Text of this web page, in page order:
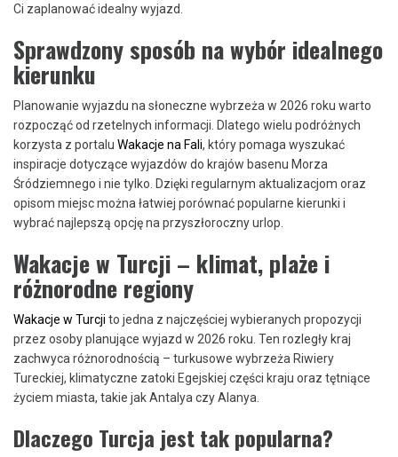
Ci zaplanować idealny wyjazd.
Sprawdzony sposób na wybór idealnego
kierunku
Planowanie wyjazdu na słoneczne wybrzeża w 2026 roku warto
rozpocząć od rzetelnych informacji. Dlatego wielu podróżnych
korzysta z portalu Wakacje na Fali, który pomaga wyszukać
inspiracje dotyczące wyjazdów do krajów basenu Morza
Śródziemnego i nie tylko. Dzięki regularnym aktualizacjom oraz
opisom miejsc można łatwiej porównać popularne kierunki i
wybrać najlepszą opcję na przyszłoroczny urlop.
Wakacje w Turcji – klimat, plaże i
różnorodne regiony
Wakacje w Turcji to jedna z najczęściej wybieranych propozycji
przez osoby planujące wyjazd w 2026 roku. Ten rozległy kraj
zachwyca różnorodnością – turkusowe wybrzeża Riwiery
Tureckiej, klimatyczne zatoki Egejskiej części kraju oraz tętniące
życiem miasta, takie jak Antalya czy Alanya.
Dlaczego Turcja jest tak popularna?